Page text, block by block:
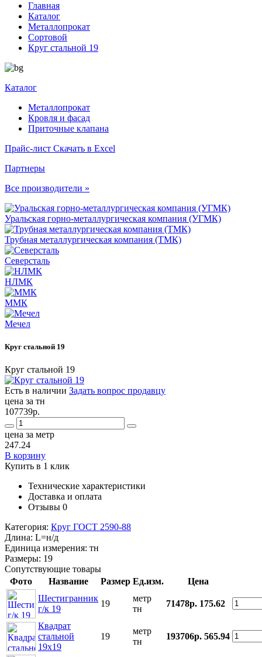
Главная
Каталог
Металлопрокат
Сортовой
Круг стальной 19
Каталог
Металлопрокат
Кровля и фасад
Приточные клапана
Прайс-лист Скачать в Excel
Партнеры
Все производители »
Уральская горно-металлургическая компания (УГМК)
Трубная металлургическая компания (ТМК)
Северсталь
НЛМК
ММК
Мечел
Круг стальной 19
Круг стальной 19
Есть в наличии Задать вопрос продавцу
цена за тн
107739р.
цена за метр
247.24
В корзину
Купить в 1 клик
Технические характеристики
Доставка и оплата
Отзывы 0
Категория: Круг ГОСТ 2590-88
Длина: L=н/д
Единица измерения: тн
Размеры: 19
Сопутствующие товары
Фото
Название Размер Ед.изм.
Цена
Шестигранник
г/к 19
19
метр
тн
71478р. 175.62
Квадрат
стальной
19x19
19
метр
тн
193706р. 565.94